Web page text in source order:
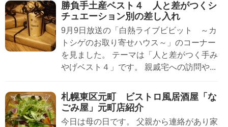
勝負手土産ベスト４ 人と差がつくシ
チュエーション別の差し入れ
9月9日放送の「白熱ライブビビット ～カ
トシゲのお取り寄せハウス～」のコーナー
を見ました。 テーマは「人と差がつく手み
やげベスト４」です。 親戚宅への訪問や...
札幌東区元町 ビストロ風居酒屋「な
ごみ屋」元町店紹介
今日は母の日です。 父親から連絡があり家